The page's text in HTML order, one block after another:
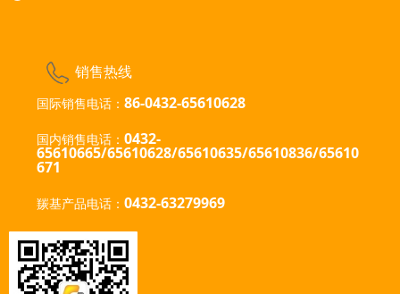
销售热线
国际销售电话： 86-0432-65610628
国内销售电话： 0432-
65610665/65610628/65610635/65610836/65610
671
羰基产品电话： 0432-63279969